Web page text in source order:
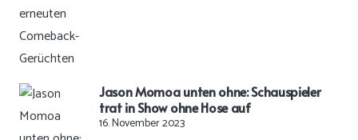
Jason Momoa unten ohne: Schauspieler
trat in Show ohne Hose auf
16. November 2023